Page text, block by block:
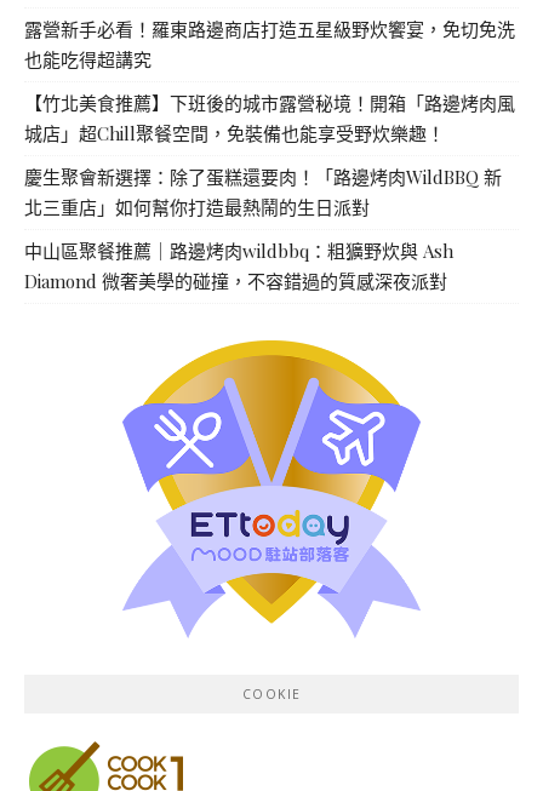
露營新手必看！羅東路邊商店打造五星級野炊饗宴，免切免洗
也能吃得超講究
【竹北美食推薦】下班後的城市露營秘境！開箱「路邊烤肉風
城店」超Chill聚餐空間，免裝備也能享受野炊樂趣！
慶生聚會新選擇：除了蛋糕還要肉！「路邊烤肉WildBBQ 新
北三重店」如何幫你打造最熱鬧的生日派對
中山區聚餐推薦｜路邊烤肉wildbbq：粗獷野炊與 Ash
Diamond 微奢美學的碰撞，不容錯過的質感深夜派對
COOKIE